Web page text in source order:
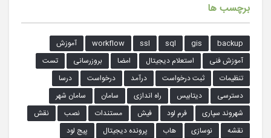
برچسب ها
backup
gis
sql
ssl
workflow
آموزش
آموزش فنی
استعلام دیجیتال امضا بروزرسانی
تست
تنظیمات
ثبت درخواست درآمد درخواست
درسا
دسترسی
دیتابیس راه اندازی سامان
سامان شهر
شهروند سپاری
فرم لود فیش مستندات نصب
نقش
نقشه
نوسازی هاب پرونده دیجیتال
پیج لود